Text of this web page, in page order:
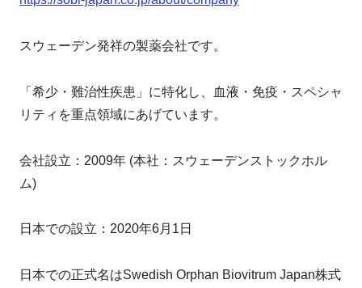
スウェーデン発祥の製薬会社です。
「希少・難治性疾患」に特化し、血液・免疫・スペシャ
リティを重点領域にあげています。
会社設立：2009年 (本社：スウェーデンストックホル
ム)
日本での設立：2020年6月1日
日本での正式名はSwedish Orphan Biovitrum Japan株式